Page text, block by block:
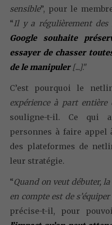
sensible”, pour le
“Il y a régulièrement des
Google souhaite
essayer de chasser
de le manipuler[...]."
C’est pourquoi le
expérience à part entière
souligne-t-il. Ce qui
personnes à faire appel
des plateformes de
leur stratégie.
“Quand on veut débuter,
en compte est de
précise-t-il, pour